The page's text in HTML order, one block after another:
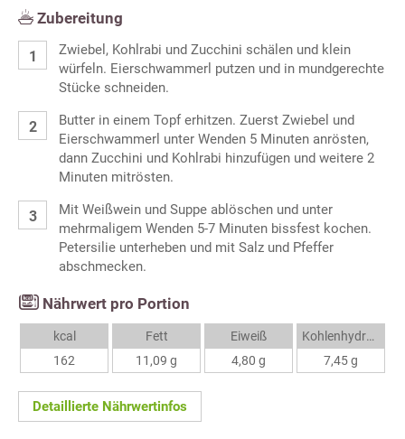
Zubereitung
Zwiebel, Kohlrabi und Zucchini schälen und klein
würfeln. Eierschwammerl putzen und in mundgerechte
Stücke schneiden.
Butter in einem Topf erhitzen. Zuerst Zwiebel und
Eierschwammerl unter Wenden 5 Minuten anrösten,
dann Zucchini und Kohlrabi hinzufügen und weitere 2
Minuten mitrösten.
Mit Weißwein und Suppe ablöschen und unter
mehrmaligem Wenden 5-7 Minuten bissfest kochen.
Petersilie unterheben und mit Salz und Pfeffer
abschmecken.
Nährwert pro Portion
kcal
162
Fett
11,09 g
Eiweiß
4,80 g
Kohlenhydrate
7,45 g
Detaillierte Nährwertinfos